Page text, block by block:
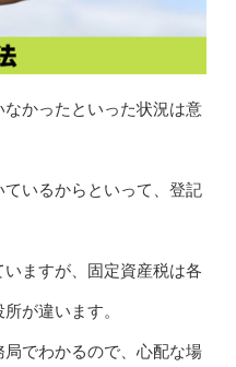
かったといった状況は意
いるからといって、登記
ますが、固定資産税は各
が違います。
でわかるので、心配な場